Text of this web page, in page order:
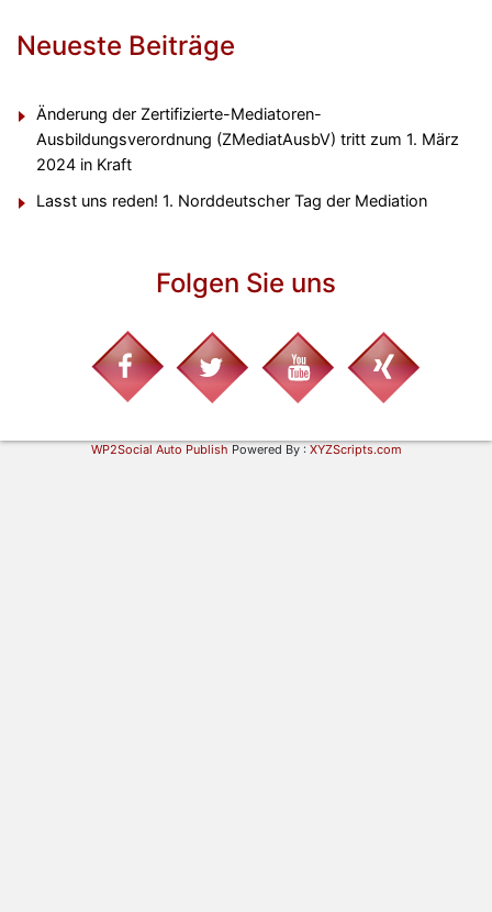
Neueste Beiträge
Änderung der Zertifizierte-Mediatoren-
Ausbildungsverordnung (ZMediatAusbV) tritt zum 1. März
2024 in Kraft
Lasst uns reden! 1. Norddeutscher Tag der Mediation
Folgen Sie uns
WP2Social Auto Publish Powered By : XYZScripts.com